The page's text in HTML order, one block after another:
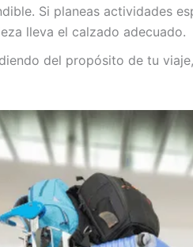
Si planeas actividades
lleva el calzado adecuado.
del propósito de tu